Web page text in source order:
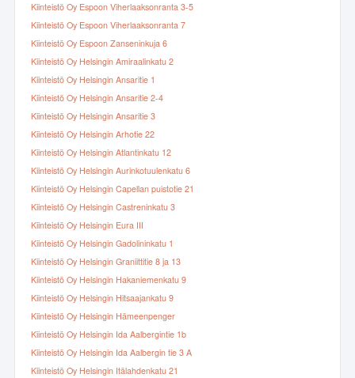
Kiinteistö Oy Espoon Viherlaaksonranta 3-5
Kiinteistö Oy Espoon Viherlaaksonranta 7
Kiinteistö Oy Espoon Zanseninkuja 6
Kiinteistö Oy Helsingin Amiraalinkatu 2
Kiinteistö Oy Helsingin Ansaritie 1
Kiinteistö Oy Helsingin Ansaritie 2-4
Kiinteistö Oy Helsingin Ansaritie 3
Kiinteistö Oy Helsingin Arhotie 22
Kiinteistö Oy Helsingin Atlantinkatu 12
Kiinteistö Oy Helsingin Aurinkotuulenkatu 6
Kiinteistö Oy Helsingin Capellan puistotie 21
Kiinteistö Oy Helsingin Castreninkatu 3
Kiinteistö Oy Helsingin Eura III
Kiinteistö Oy Helsingin Gadolininkatu 1
Kiinteistö Oy Helsingin Graniittitie 8 ja 13
Kiinteistö Oy Helsingin Hakaniemenkatu 9
Kiinteistö Oy Helsingin Hitsaajankatu 9
Kiinteistö Oy Helsingin Hämeenpenger
Kiinteistö Oy Helsingin Ida Aalbergintie 1b
Kiinteistö Oy Helsingin Ida Aalbergin tie 3 A
Kiinteistö Oy Helsingin Itälahdenkatu 21